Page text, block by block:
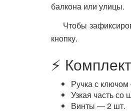
балкона или улицы.
Чтобы
кнопку.
⚡
Ручка с
Узкая часть
Винты — 2 шт.